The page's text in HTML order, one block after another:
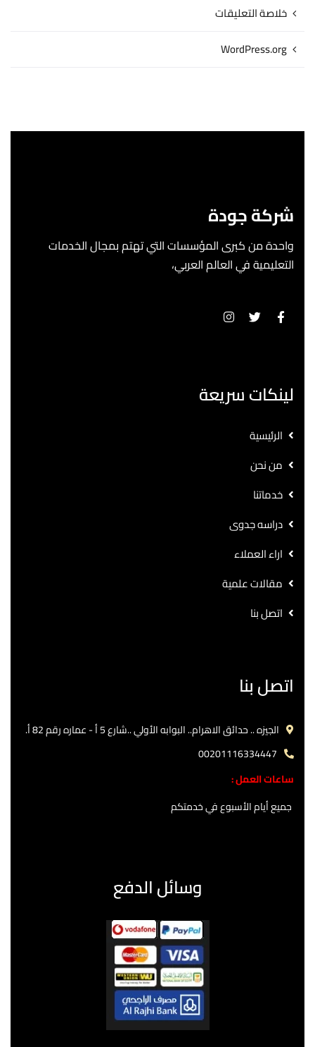
خلاصة التعليقات
WordPress.org
شركة جودة
واحدة من كبرى المؤسسات التي تهتم بمجال الخدمات
التعليمية في العالم العربي،
لينكات سريعة
الرئيسية
من نحن
خدماتنا
دراسه جدوى
اراء العملاء
مقالات علمية
اتصل بنا
اتصل بنا
الجيزه .. حدائق الاهرام.. البوابه الأولي ..شارع 5 أ - عماره رقم 82 أ.
00201116334447
ساعات العمل :
جميع أيام الأسبوع في خدمتكم
وسائل الدفع